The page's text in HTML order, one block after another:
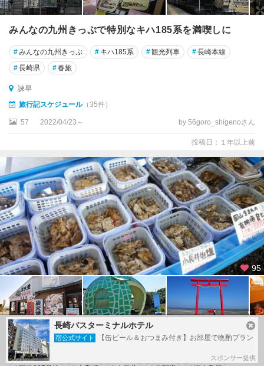
みんなの九州きっぷで特別なキハ185系を満喫しに
#みんなの九州きっぷ # キハ185系 #観光列車 #長崎本線
#長崎県 #春旅
諫早
旅行記スケジュール（35件）
57 2022/04/23～ by 56goro_shigenoさん
投稿日：１年以上前
95
母娘ドライブ 2022年春 in 小長井カキ小屋(長崎)
#カキ小屋
長崎バスターミナルホテル
宿公式サイト 【缶ビール＆おつまみ付き】お部屋で晩酌プラン
スポンサー提供